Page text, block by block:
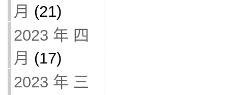
月 (21)
2023 年 四
月 (17)
2023 年 三